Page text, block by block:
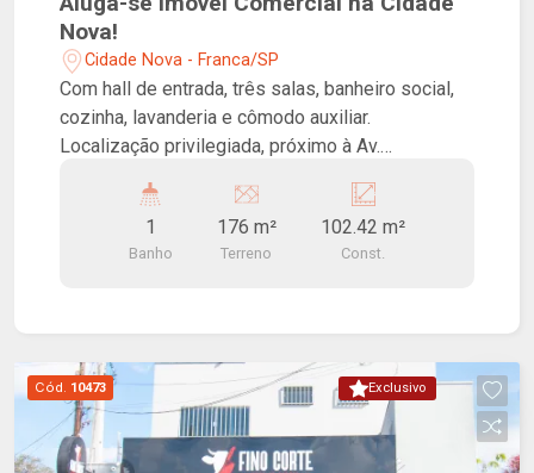
Nova!
Cidade Nova - Franca/SP
Com hall de entrada, três salas, banheiro social,
cozinha, lavanderia e cômodo auxiliar.
Localização privilegiada, próximo à Av.
1
Banho
176 m²
Terreno
102.42 m²
Const.
Exclusivo
Cód. 10473